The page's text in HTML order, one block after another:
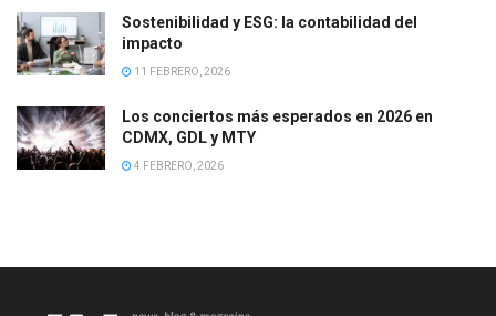
Sostenibilidad y ESG: la contabilidad del
impacto
11 FEBRERO, 2026
Los conciertos más esperados en 2026 en
CDMX, GDL y MTY
4 FEBRERO, 2026